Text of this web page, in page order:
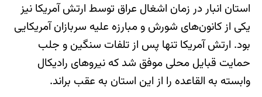
استان انبار در زمان اشغال عراق توسط ارتش آمریکا نیز
یکی از کانون‌های شورش و مبارزه علیه سربازان آمریکایی
بود. ارتش آمریکا تنها پس از تلفات سنگین و جلب
حمایت قبایل محلی موفق شد که نیروهای رادیکال
وابسته به القاعده را از این استان به عقب براند.